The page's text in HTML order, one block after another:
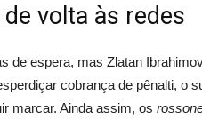
volta às redes
de espera, mas Zlatan
cobrança de pênalti, o
marcar. Ainda assim, os